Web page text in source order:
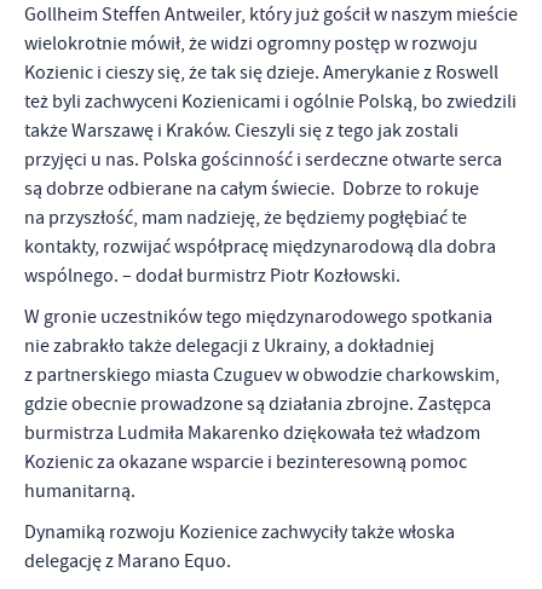
Gollheim Steffen Antweiler, który już gościł w naszym mieście
wielokrotnie mówił, że widzi ogromny postęp w rozwoju
Kozienic i cieszy się, że tak się dzieje. Amerykanie z Roswell
też byli zachwyceni Kozienicami i ogólnie Polską, bo zwiedzili
także Warszawę i Kraków. Cieszyli się z tego jak zostali
przyjęci u nas. Polska gościnność i serdeczne otwarte serca
są dobrze odbierane na całym świecie. Dobrze to rokuje
na przyszłość, mam nadzieję, że będziemy pogłębiać te
kontakty, rozwijać współpracę międzynarodową dla dobra
wspólnego. – dodał burmistrz Piotr Kozłowski.
W gronie uczestników tego międzynarodowego spotkania
nie zabrakło także delegacji z Ukrainy, a dokładniej
z partnerskiego miasta Czuguev w obwodzie charkowskim,
gdzie obecnie prowadzone są działania zbrojne. Zastępca
burmistrza Ludmiła Makarenko dziękowała też władzom
Kozienic za okazane wsparcie i bezinteresowną pomoc
humanitarną.
Dynamiką rozwoju Kozienice zachwyciły także włoska
delegację z Marano Equo.